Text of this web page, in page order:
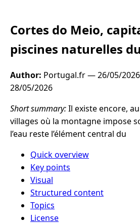
Cortes do Meio,
piscines naturelles
Author: Portugal.fr —26/05/2026
28/05/2026
Short summary:Il existe encore,
villages où la montagne impose
l’eau reste l’élément central du
Quick overview
Key points
Visual
Structured content
Topics
License